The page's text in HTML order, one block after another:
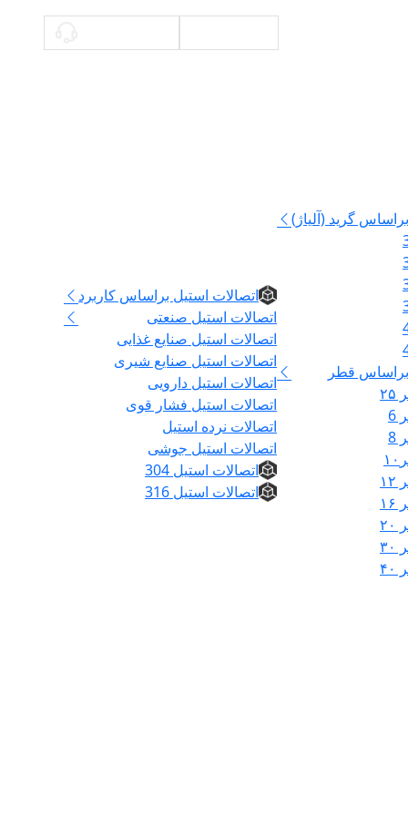
گرید (آلیاژ)
براساس قطر
اتصالات استیل براساس کاربرد
اتصالات استیل صنعتی
اتصالات استیل صنایع غذایی
اتصالات استیل صنایع شیری
اتصالات استیل دارویی
اتصالات استیل فشار قوی
اتصالات نرده استیل
اتصالات استیل جوشی
اتصالات استیل 304
اتصالات استیل 316